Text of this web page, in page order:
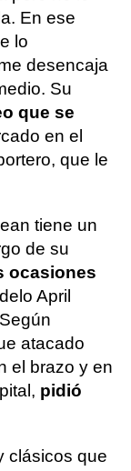
En ese
lo
desencaja
Su
que se
en el
que le
tiene un
de su
ocasiones
April
atacado
el brazo y en
pidió
clásicos que